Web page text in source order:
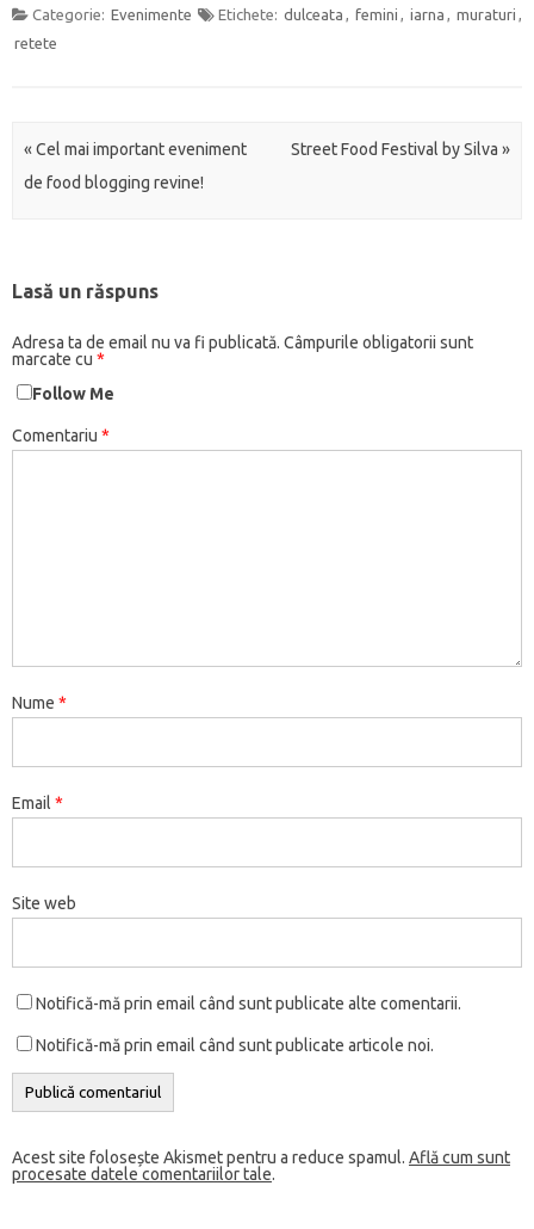
Categorie: Evenimente Etichete: dulceata femini iarna muraturi
retete
Navigarea articolelor
«Cel mai important eveniment
de food blogging revine!
Street Food Festival by Silva»
Lasă un răspuns
Adresa ta de email nu va fi publicată. Câmpurile obligatorii sunt
marcate cu *
Follow Me
Comentariu *
Nume *
Email *
Site web
Notifică-mă prin email când sunt publicate alte comentarii.
Notifică-mă prin email când sunt publicate articole noi.
Acest site folosește Akismet pentru a reduce spamul. Află cum sunt
procesate datele comentariilor tale.